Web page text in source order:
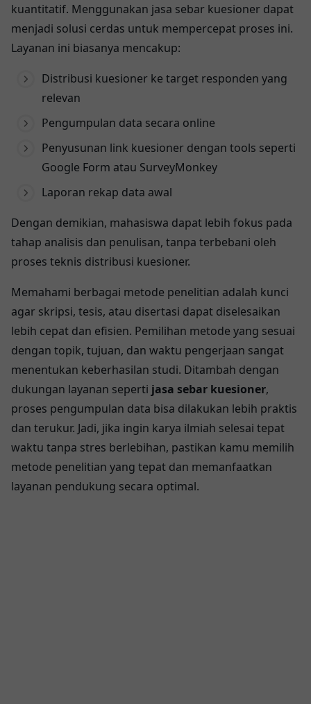
kuantitatif. Menggunakan jasa sebar kuesioner dapat
menjadi solusi cerdas untuk mempercepat proses ini.
Layanan ini biasanya mencakup:
Distribusi kuesioner ke target responden yang
relevan
Pengumpulan data secara online
Penyusunan link kuesioner dengan tools seperti
Google Form atau SurveyMonkey
Laporan rekap data awal
Dengan demikian, mahasiswa dapat lebih fokus pada
tahap analisis dan penulisan, tanpa terbebani oleh
proses teknis distribusi kuesioner.
Memahami berbagai metode penelitian adalah kunci
agar skripsi, tesis, atau disertasi dapat diselesaikan
lebih cepat dan efisien. Pemilihan metode yang sesuai
dengan topik, tujuan, dan waktu pengerjaan sangat
menentukan keberhasilan studi. Ditambah dengan
dukungan layanan seperti jasa sebar kuesioner,
proses pengumpulan data bisa dilakukan lebih praktis
dan terukur. Jadi, jika ingin karya ilmiah selesai tepat
waktu tanpa stres berlebihan, pastikan kamu memilih
metode penelitian yang tepat dan memanfaatkan
layanan pendukung secara optimal.